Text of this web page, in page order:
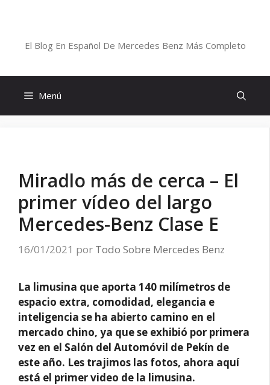
El Blog En Español De Mercedes Benz Más Completo
Menú
Miradlo más de cerca – El
primer vídeo del largo
Mercedes-Benz Clase E
16/01/2021 por Todo Sobre Mercedes Benz
La limusina que aporta 140 milímetros de
espacio extra, comodidad, elegancia e
inteligencia se ha abierto camino en el
mercado chino, ya que se exhibió por primera
vez en el Salón del Automóvil de Pekín de
este año. Les trajimos las fotos, ahora aquí
está el primer video de la limusina.